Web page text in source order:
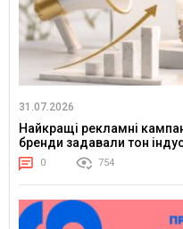
31.07.2026
Найкращі рекламні
бренди задавали тон
0 754